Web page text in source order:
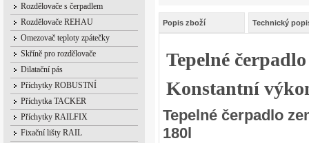
Rozdělovače s čerpadlem
Rozdělovače REHAU
Omezovač teploty zpátečky
Skříně pro rozdělovače
Dilatační pás
Příchytky ROBUSTNÍ
Příchytka TACKER
Příchytky RAILFIX
Fixační lišty RAIL
Popis zboží Technický
Tepelné
Konstantní
Tepelné čerpadlo
180l